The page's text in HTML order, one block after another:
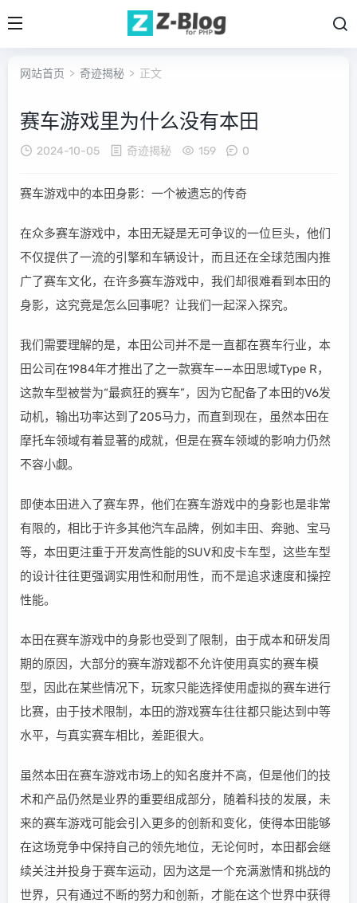
网站首页 > 奇迹揭秘 > 正文
赛车游戏里为什么没有本田
2024-10-05 奇迹揭秘 159 0
赛车游戏中的本田身影：一个被遗忘的传奇
在众多赛车游戏中，本田无疑是无可争议的一位巨头，他们
不仅提供了一流的引擎和车辆设计，而且还在全球范围内推
广了赛车文化，在许多赛车游戏中，我们却很难看到本田的
身影，这究竟是怎么回事呢？让我们一起深入探究。
我们需要理解的是，本田公司并不是一直都在赛车行业，本
田公司在1984年才推出了之一款赛车——本田思域Type R，
这款车型被誉为“最疯狂的赛车”，因为它配备了本田的V6发
动机，输出功率达到了205马力，而直到现在，虽然本田在
摩托车领域有着显著的成就，但是在赛车领域的影响力仍然
不容小觑。
即使本田进入了赛车界，他们在赛车游戏中的身影也是非常
有限的，相比于许多其他汽车品牌，例如丰田、奔驰、宝马
等，本田更注重于开发高性能的SUV和皮卡车型，这些车型
的设计往往更强调实用性和耐用性，而不是追求速度和操控
性能。
本田在赛车游戏中的身影也受到了限制，由于成本和研发周
期的原因，大部分的赛车游戏都不允许使用真实的赛车模
型，因此在某些情况下，玩家只能选择使用虚拟的赛车进行
比赛，由于技术限制，本田的游戏赛车往往都只能达到中等
水平，与真实赛车相比，差距很大。
虽然本田在赛车游戏市场上的知名度并不高，但是他们的技
术和产品仍然是业界的重要组成部分，随着科技的发展，未
来的赛车游戏可能会引入更多的创新和变化，使得本田能够
在这场竞争中保持自己的领先地位，无论何时，本田都会继
续关注并投身于赛车运动，因为这是一个充满激情和挑战的
世界，只有通过不断的努力和创新，才能在这个世界中获得